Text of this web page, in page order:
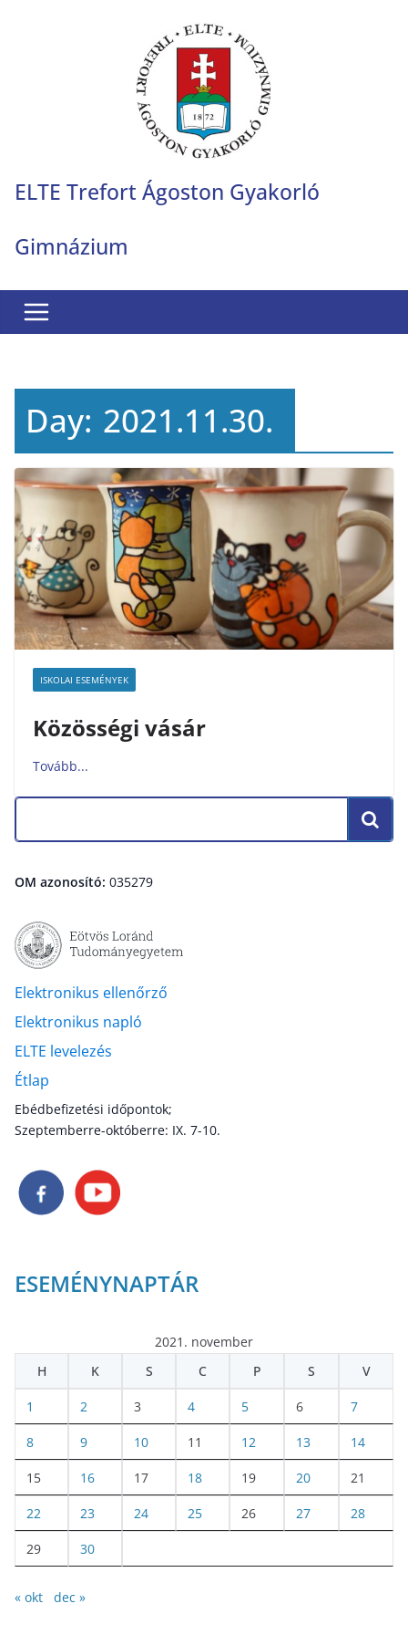
ELTE Trefort Ágoston Gyakorló
Gimnázium
Day: 2021.11.30.
ISKOLAI ESEMÉNYEK
Közösségi vásár
OM azonosító: 035279
Elektronikus ellenőrző
Elektronikus napló
ELTE levelezés
Étlap
Ebédbefizetési időpontok;
Szeptemberre-októberre: IX. 7-10.
ESEMÉNYNAPTÁR
2021. november
H
K S C P S V
1 2 3 4 5 6 7
8 9 10 11 12 13 14
15 16 17 18 19 20 21
22 23 24 25 26 27 28
29 30
« okt dec »